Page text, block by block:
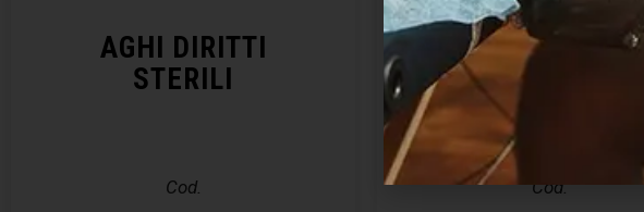
AGHI DIRITTI
STERILI
Cod.
KIT CURA
– EASYPIERCING
Cod.